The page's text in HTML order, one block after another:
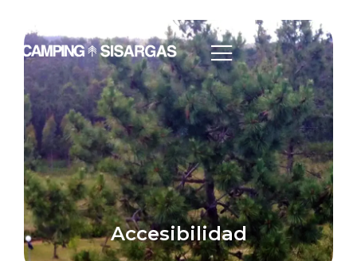
Accesibilidad